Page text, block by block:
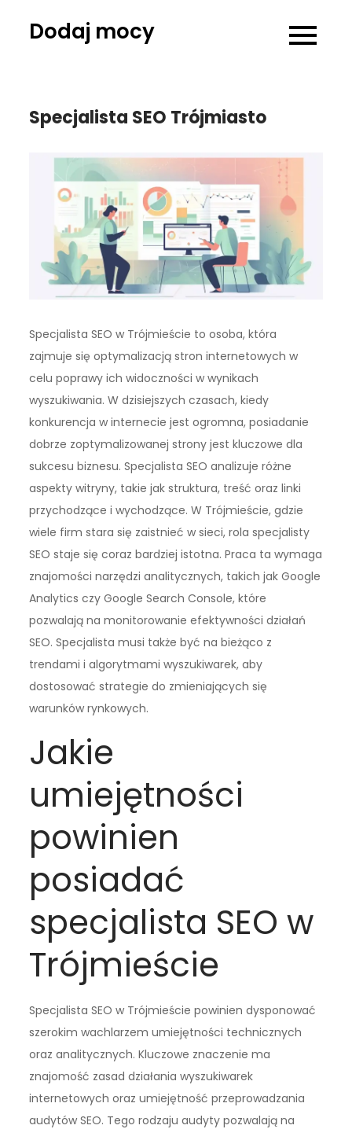
Dodaj mocy
Specjalista SEO Trójmiasto
Specjalista SEO w Trójmieście to osoba, która
zajmuje się optymalizacją stron internetowych w
celu poprawy ich widoczności w wynikach
wyszukiwania. W dzisiejszych czasach, kiedy
konkurencja w internecie jest ogromna, posiadanie
dobrze zoptymalizowanej strony jest kluczowe dla
sukcesu biznesu. Specjalista SEO analizuje różne
aspekty witryny, takie jak struktura, treść oraz linki
przychodzące i wychodzące. W Trójmieście, gdzie
wiele firm stara się zaistnieć w sieci, rola specjalisty
SEO staje się coraz bardziej istotna. Praca ta wymaga
znajomości narzędzi analitycznych, takich jak Google
Analytics czy Google Search Console, które
pozwalają na monitorowanie efektywności działań
SEO. Specjalista musi także być na bieżąco z
trendami i algorytmami wyszukiwarek, aby
dostosować strategie do zmieniających się
warunków rynkowych.
Jakie
umiejętności
powinien
posiadać
specjalista SEO w
Trójmieście
Specjalista SEO w Trójmieście powinien dysponować
szerokim wachlarzem umiejętności technicznych
oraz analitycznych. Kluczowe znaczenie ma
znajomość zasad działania wyszukiwarek
internetowych oraz umiejętność przeprowadzania
audytów SEO. Tego rodzaju audyty pozwalają na